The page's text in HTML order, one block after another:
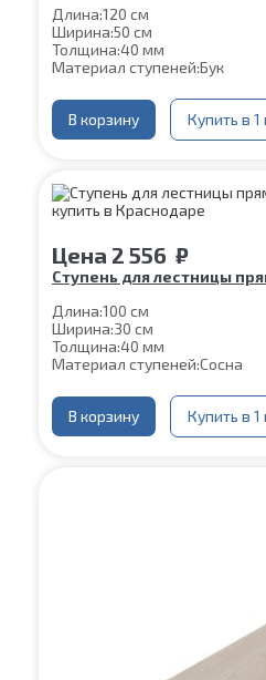
Длина:120 см
Ширина:50 см
Толщина:40 мм
Материал ступеней:Бук
В корзину Купить в 1
Цена 2 556 ₽
Ступень для лестницы
Длина:100 см
Ширина:30 см
Толщина:40 мм
Материал ступеней:Сосна
В корзину Купить в 1